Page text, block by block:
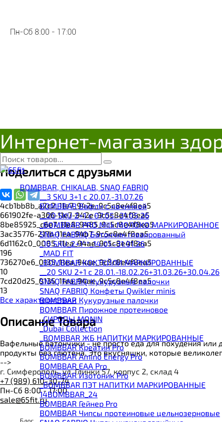
Пн-Сб 8:00 - 17:00
Интернет-магазин
BOMBBAR, CHIKALAB, SNAQ FABRIQ
__3 SKU 3+1 с 20.07.-31.07.26
BOMBBAR Вафли с начинкой
__20 SKU 2+1 с 07.05.-31.05.26
_BOMBBAR PRO Milk МОЛОКО МАРКИРОВАННОЕ
SNAQ FABRIQ Батончик глазированный
_10 SKU_2+1**_14.01.-31.01.26
_MAD FIT
_BOMBBAR КОКТЕЙЛИ МАРКИРОВАННЫЕ
__20 SKU 2+1 с 28.01.-18.02.26+31.03.26+30.04.26
SNAQ FABRIQ Кукурузные палочки
SNAQ FABRIQ Конфеты Qwikler minis
BOMBBAR Кукурузные палочки
BOMBBAR Пирожное протеиновое
_CИРОПЫ MONIN
_Dubai Collection
_BOMBBAR ЖБ НАПИТКИ МАРКИРОВАННЫЕ
BOMBBAR Креатин Pro
BOMBBAR Amino Energy Pro
BOMBBAR EAA Pro
BOMBBAR Изотоник Pro
_BOMBBAR ПЭТ НАПИТКИ МАРКИРОВАННЫЕ
14BOMBBAR_24
BOMBBAR Гейнер Pro
BOMBBAR Чипсы протеиновые цельнозерновые
АКЦИЯ 2+1**_BOMBBAR
Уточняйте цену
Под заказ
Поделиться с друзьями
4cb1bb8b_a2c2_11e7_942e_9c5c8e4f8ea5
661902fe-a366-11e7-942e-9c5c8e4f8ea5
8be85925_c6e7_11e8_9485_9c5c8e4f8ea5
3ac35776-217b-11ea-94b7-9c5c8e4f8ea5
6d1162c0_0085_11ea_94ae_9c5c8e4f8ea5
196
736270e6_0135_11ea_94ae_9c5c8e4f8ea5
10
7cd20d25_0135_11ea_94ae_9c5c8e4f8ea5
13
Все характеристики
Описание Товара
Вафельные батончики - не просто еда для похудения или
продукты без глютена. Это вкусняшки, которые
-->
г. Симферополь, ул. Глинки 57, корпус 2, склад 4
+7 (989) 610-30-74
Пн-Сб 8:00 - 17:00
sale@65fit.ru